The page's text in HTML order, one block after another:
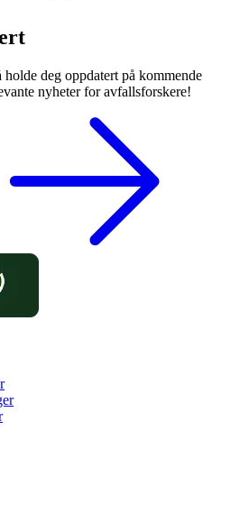
deg oppdatert på kommende
nyheter for avfallsforskere!